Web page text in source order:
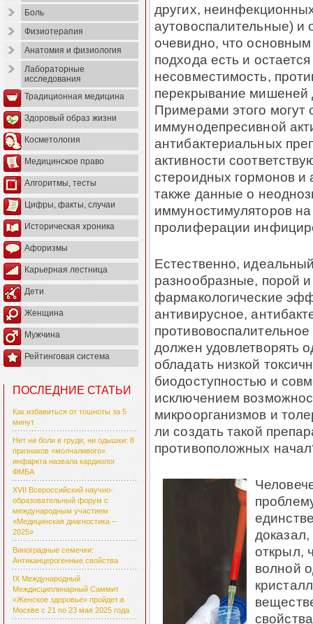
Боль
Физиотерапия
Анатомия и физиология
Лабораторные
исследования
Традиционная медицина
Здоровый образ жизни
Косметология
Медицинское право
Алгоритмы, тесты
Цифры, факты, случаи
Историческая хроника
Афоризмы
Карьерная лестница
Дети
Женщина
Мужчина
Рейтинговая система
ПОСЛЕДНИЕ СТАТЬИ
Как избавиться от тошноты за 5
минут
Нет ни боли в груди, ни одышки: 8
признаков «молчаливого»
инфаркта назвала кардиолог
ФМБА
XVII Всероссийский научно-
образовательный форум с
международным участием
«Медицинская диагностика –
2025»
Виноградные семечки:
Антиканцерогенные свойства
IX Международный
Междисциплинарный Саммит
«Женское здоровье» пройдет в
Москве с 21 по 23 мая 2025 года
других,
аутовоспалительные) и
очевидно, что
подхода есть и
несовместимость,
перекрывание мишеней
Примерами этого
иммунодепресивной
антибактериальных
активности
стероидных гормонов и
также данные о
иммуностимуляторов
пролиферации
Естественно,
разнообразные, порой
фармакологические
антивирусное,
должен удовлетворять
обладать низкой
биодоступностью и
исключением
микроорганизмов и
ли создать такой
противоположных
открыл,
волной